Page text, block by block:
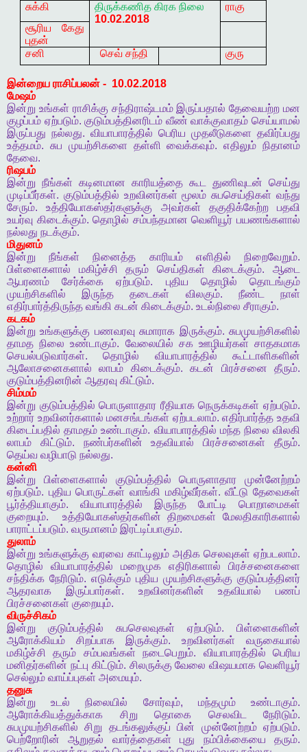
சுக்கி திருக்கணித கிரக நிலை
10.02.2018
ராகு
சூரிய கேது
புதன்
சனி
செவ் சந்தி குரு
இன்றைய ராசிப்பலன் - 10.02.2018
மேஷம்
இன்று உங்கள் ராசிக்கு சந்திராஷ்டமம் இருப்பதால் தேவையற்ற மன
குழப்பம் ஏற்படும்.குடும்பத்தினரிடம் வீண் வாக்குவாதம் செய்யாமல்
இருப்பது நல்லது. வியாபாரத்தில் பெரிய முதலீடுகளை தவிர்ப்பது
உத்தமம். சுப முயற்சிகளை தள்ளி வைக்கவும்.எதிலும் நிதானம்
தேவை.
ரிஷபம்
இன்று நீங்கள் கடினமான காரியத்தை கூட துணிவுடன் செய்து
முடிப்பீர்கள். குடும்பத்தில் உறவினர்கள் மூலம் சுபசெய்திகள் வந்து
சேரும்.உத்தியோகஸ்தர்களுக்கு அவர்கள் தகுதிக்கேற்ற
பதவி
உயர்வு கிடைக்கும்.தொழில் சம்பந்தமான வெளியூர் பயணங்களால்
நல்லது நடக்கும்.
மிதுனம்
இன்று
நீங்கள் நினைத்த காரியம் எளிதில் நிறைவேறும்.
பிள்ளைகளால்
மகிழ்ச்சி தரும் செய்திகள் கிடைக்கும்.ஆடை
ஆபரணம்
சேர்க்கை ஏற்படும். புதிய தொழில்
தொடங்கும்
முயற்சிகளில்
இருந்த தடைகள் விலகும். நீண்ட
நாள்
எதிர்பார்த்திருந்த வங்கி கடன் கிடைக்கும். உடல்நிலை சீராகும்.
கடகம்
இன்று உங்களுக்கு பணவரவு சுமாராக இருக்கும்.சுபமுயற்சிகளில்
தாமத நிலை உண்டாகும். வேலையில் சக ஊழியர்கள் சாதகமாக
செயல்படுவார்கள்.தொழில் வியாபாரத்தில்
கூட்டாளிகளின்
ஆலோசனைகளால்
லாபம் கிடைக்கும்.கடன் பிரச்சனை தீரும்.
குடும்பத்தினரின் ஆதரவு கிட்டும்.
சிம்மம்
இன்று குடும்பத்தில் பொருளாதார ரீதியாக நெருக்கடிகள் ஏற்படும்.
உற்றார் உறவினர்களால் மனசங்டங்கள் ஏற்படலாம்.எதிர்பார்த்த உதவி
கிடைப்பதில் தாமதம் உண்டாகும். வியாபாரத்தில் மந்த நிலை விலகி
லாபம்
கிட்டும். நண்பர்களின் உதவியால் பிரச்சனைகள் தீரும்.
தெய்வ வழிபாடு நல்லது.
கன்னி
இன்று
பிள்ளைகளால் குடும்பத்தில் பொருளாதார
முன்னேற்றம்
ஏற்படும். புதிய பொருட்கள் வாங்கி மகிழ்வீர்கள்.வீட்டு தேவைகள்
பூர்த்தியாகும். வியாபாரத்தில் இருந்த போட்டி
பொறாமைகள்
குறையும். உத்தியோகஸ்தர்களின் திறமைகள்
மேலதிகாரிகளால்
பாராட்டப்படும். வருமானம் இரட்டிப்பாகும்.
துலாம்
இன்று உங்களுக்கு வரவை காட்டிலும் அதிக செலவுகள் ஏற்படலாம்.
தொழில்
வியாபாரத்தில் மறைமுக எதிரிகளால்
பிரச்சனைகளை
சந்திக்க நேரிடும். எடுக்கும் புதிய முயற்சிகளுக்கு குடும்பத்தினர்
ஆதரவாக
இருப்பார்கள். உறவினர்களின் உதவியால்
பணப்
பிரச்சனைகள் குறையும்.
விருச்சிகம்
இன்று
குடும்பத்தில் சுபசெலவுகள் ஏற்படும். பிள்ளைகளின்
ஆரோக்கியம்
சிறப்பாக இருக்கும். உறவினர்கள்
வருகையால்
மகிழ்ச்சி
தரும் சம்பவங்கள் நடைபெறும். வியாபாரத்தில்
பெரிய
மனிதர்களின் நட்பு கிட்டும். சிலருக்கு வேலை விஷயமாக வெளியூர்
செல்லும் வாய்ப்புகள் அமையும்.
தனுசு
இன்று
உடல் நிலையில் சோர்வும், மந்தமும் உண்டாகும்.
ஆரோக்கியத்துக்காக
சிறு தொகை செலவிட நேரிடும்.
சுபமுயற்சிகளில்
சிறு தடங்கலுக்குப் பின் முன்னேற்றம் ஏற்படும்.
பெற்றோரின்
ஆறுதல் வார்த்தைகள் புது நம்பிக்கையை தரும்.